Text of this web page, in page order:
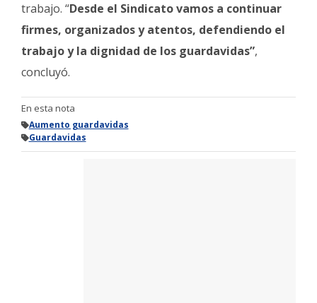
trabajo. “Desde el Sindicato vamos a continuar
firmes, organizados y atentos, defendiendo el
trabajo y la dignidad de los guardavidas”,
concluyó.
En esta nota
Aumento guardavidas
Guardavidas